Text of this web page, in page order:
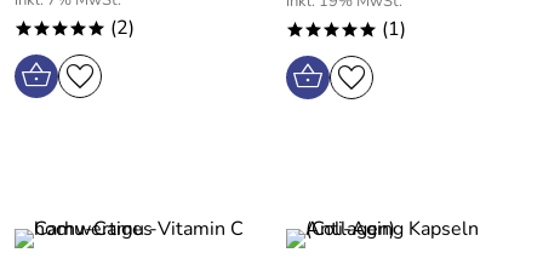
***** (2) ***** (1)